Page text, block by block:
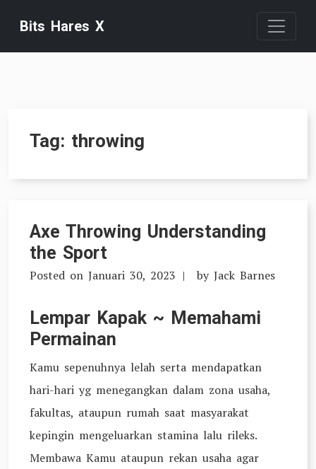
content
Bits Hares X
Tag: throwing
Axe Throwing Understanding
the Sport
Posted on Januari 30, 2023 by Jack Barnes
Lempar Kapak ~ Memahami
Permainan
Kamu sepenuhnya lelah serta mendapatkan
hari-hari yg menegangkan dalam zona usaha,
fakultas, ataupun rumah saat masyarakat
kepingin mengeluarkan stamina lalu rileks.
Membawa Kamu ataupun rekan usaha agar